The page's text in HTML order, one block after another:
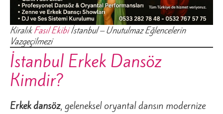
KiralıkFasıl Ekibiİstanbul – Unutulmaz Eğlencelerin
Vazgeçilmezi
İstanbul Erkek Dansöz
Kimdir?
Erkek dansöz, geleneksel oryantal dansın modernize